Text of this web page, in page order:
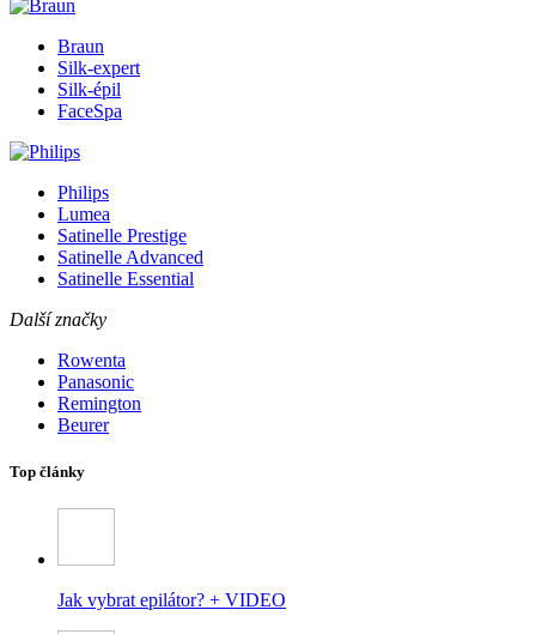
Braun
Silk-expert
Silk-épil
FaceSpa
Philips
Lumea
Satinelle Prestige
Satinelle Advanced
Satinelle Essential
Další značky
Rowenta
Panasonic
Remington
Beurer
Top články
Jak vybrat epilátor? + VIDEO